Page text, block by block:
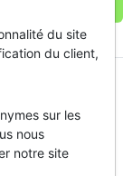
shopping_cart
du site
du client,
sur les
nous
notre site